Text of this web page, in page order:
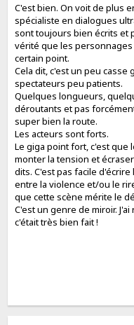
C'est bien. On voit de plus
spécialiste en dialogues
sont toujours bien écrits et
vérité que les
certain point.
Cela dit, c'est un peu casse
spectateurs peu patients.
Quelques longueurs,
déroutants et pas
super bien la route.
Les acteurs sont forts.
Le giga point fort, c'est que
monter la tension et
dits. C'est pas facile
entre la violence et/ou le
que cette scène mérite le
C'est un genre de miroir.
c'était très bien fait !